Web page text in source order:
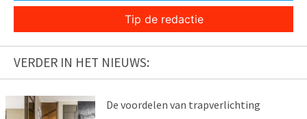
Tip de redactie
VERDER IN HET NIEUWS:
De voordelen van trapverlichting